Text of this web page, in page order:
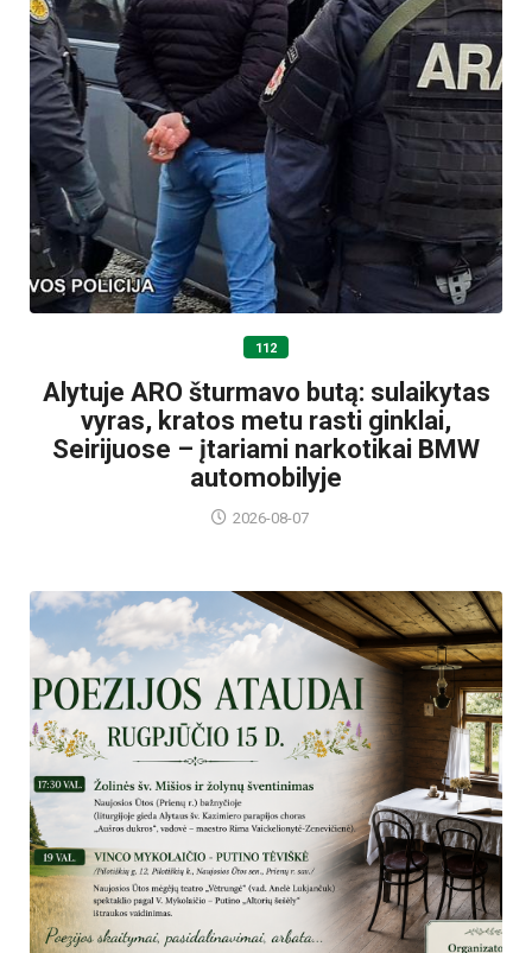
112
Alytuje ARO šturmavo butą: sulaikytas
vyras, kratos metu rasti ginklai,
Seirijuose – įtariami narkotikai BMW
automobilyje
2026-08-07